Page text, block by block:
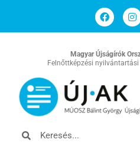
Magyar Újságírók
Felnőttképzési